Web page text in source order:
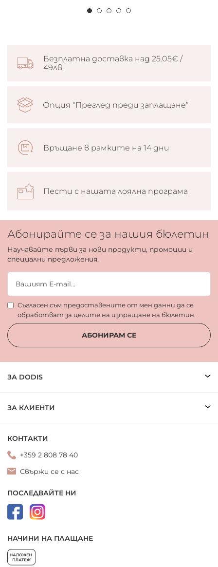
Безплатна доставка над 25.05€ /
49лв.
Опция “Преглед преди заплащане”
Връщане в рамките на 14 дни
Пести с нашата лоялна програма
Абонирайте се за нашия бюлетин
Научавайте първи за нови продукти, промоции и
специални предложения.
Съгласен съм предоставените от мен данни да се
обработват за целите на изпращане на бюлетин.
АБОНИРАМ СЕ
ЗА DODIS
ЗА КЛИЕНТИ
КОНТАКТИ
+359 2 808 78 40
Свържи се с нас
ПОСЛЕДВАЙТЕ НИ
НАЧИНИ НА ПЛАЩАНЕ